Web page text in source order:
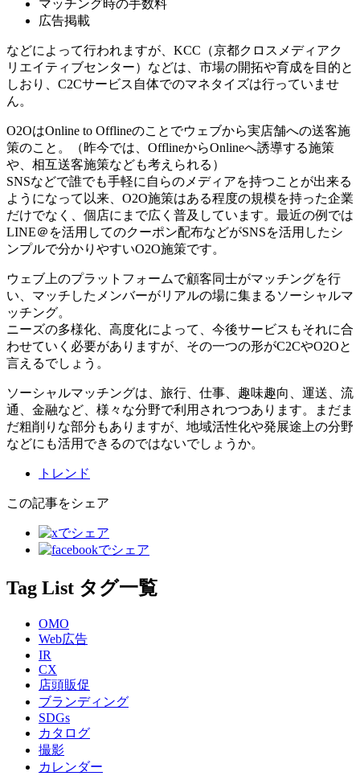
マッチング時の手数料
広告掲載
などによって行われますが、KCC（京都クロスメディアク
リエイティブセンター）などは、市場の開拓や育成を目的と
しおり、C2Cサービス自体でのマネタイズは行っていませ
ん。
O2OはOnline to Offlineのことでウェブから実店舗への送客施
策のこと。（昨今では、OfflineからOnlineへ誘導する施策
や、相互送客施策なども考えられる）
SNSなどで誰でも手軽に自らのメディアを持つことが出来る
ようになって以来、O2O施策はある程度の規模を持った企業
だけでなく、個店にまで広く普及しています。最近の例では
LINE＠を活用してのクーポン配布などがSNSを活用したシ
ンプルで分かりやすいO2O施策です。
ウェブ上のプラットフォームで顧客同士がマッチングを行
い、マッチしたメンバーがリアルの場に集まるソーシャルマ
ッチング。
ニーズの多様化、高度化によって、今後サービスもそれに合
わせていく必要がありますが、その一つの形がC2CやO2Oと
言えるでしょう。
ソーシャルマッチングは、旅行、仕事、趣味趣向、運送、流
通、金融など、様々な分野で利用されつつあります。まだま
だ粗削りな部分もありますが、地域活性化や発展途上の分野
などにも活用できるのではないでしょうか。
トレンド
この記事をシェア
Tag List タグ一覧
OMO
Web広告
IR
CX
店頭販促
ブランディング
SDGs
カタログ
撮影
カレンダー